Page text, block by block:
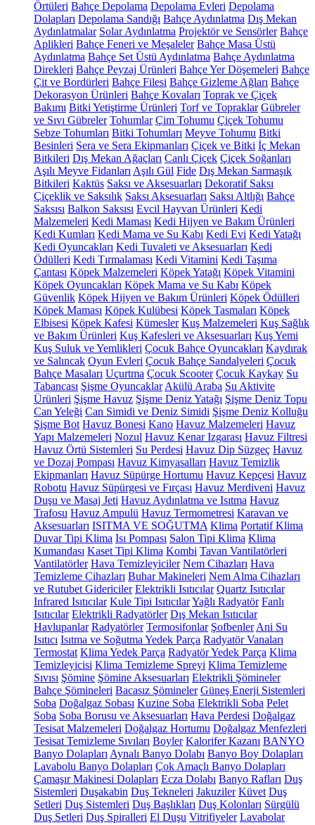
Örtüleri Bahçe Depolama Depolama Evleri Depolama
Dolapları Depolama Sandığı Bahçe Aydınlatma Dış Mekan
Aydınlatmalar Solar Aydınlatma Projektör ve Sensörler Bahçe
Aplikleri Bahçe Feneri ve Meşaleler Bahçe Masa Üstü
Aydınlatma Bahçe Set Üstü Aydınlatma Bahçe Aydınlatma
Direkleri Bahçe Peyzaj Ürünleri Bahçe Yer Döşemeleri Bahçe
Çit ve Bordürleri Bahçe Filesi Bahçe Gizleme Ağları Bahçe
Dekorasyon Ürünleri Bahçe Kovaları Toprak ve Çiçek
Bakımı Bitki Yetiştirme Ürünleri Torf ve Topraklar Gübreler
ve Sıvı Gübreler Tohumlar Çim Tohumu Çiçek Tohumu
Sebze Tohumları Bitki Tohumları Meyve Tohumu Bitki
Besinleri Sera ve Sera Ekipmanları Çiçek ve Bitki İç Mekan
Bitkileri Dış Mekan Ağaçları Canlı Çiçek Çiçek Soğanları
Aşılı Meyve Fidanları Aşılı Gül Fide Dış Mekan Sarmaşık
Bitkileri Kaktüs Saksı ve Aksesuarları Dekoratif Saksı
Çiçeklik ve Saksılık Saksı Aksesuarları Saksı Altlığı Bahçe
Saksısı Balkon Saksısı Evcil Hayvan Ürünleri Kedi
Malzemeleri Kedi Maması Kedi Hijyen ve Bakım Ürünleri
Kedi Kumları Kedi Mama ve Su Kabı Kedi Evi Kedi Yatağı
Kedi Oyuncakları Kedi Tuvaleti ve Aksesuarları Kedi
Ödülleri Kedi Tırmalaması Kedi Vitamini Kedi Taşıma
Çantası Köpek Malzemeleri Köpek Yatağı Köpek Vitamini
Köpek Oyuncakları Köpek Mama ve Su Kabı Köpek
Güvenlik Köpek Hijyen ve Bakım Ürünleri Köpek Ödülleri
Köpek Maması Köpek Kulübesi Köpek Tasmaları Köpek
Elbisesi Köpek Kafesi Kümesler Kuş Malzemeleri Kuş Sağlık
ve Bakım Ürünleri Kuş Kafesleri ve Aksesuarları Kuş Yemi
Kuş Suluk ve Yemlikleri Çocuk Bahçe Oyuncakları Kaydırak
ve Salıncak Oyun Evleri Çocuk Bahçe Sandalyeleri Çocuk
Bahçe Masaları Uçurtma Çocuk Scooter Çocuk Kaykay Su
Tabancası Şişme Oyuncaklar Akülü Araba Su Aktivite
Ürünleri Şişme Havuz Şişme Deniz Yatağı Şişme Deniz Topu
Can Yeleği Can Simidi ve Deniz Simidi Şişme Deniz Kolluğu
Şişme Bot Havuz Bonesi Kano Havuz Malzemeleri Havuz
Yapı Malzemeleri Nozul Havuz Kenar Izgarası Havuz Filtresi
Havuz Örtü Sistemleri Su Perdesi Havuz Dip Süzgeç Havuz
ve Dozaj Pompası Havuz Kimyasalları Havuz Temizlik
Ekipmanları Havuz Süpürge Hortumu Havuz Kepçesi Havuz
Robotu Havuz Süpürgesi ve Fırçası Havuz Merdiveni Havuz
Duşu ve Masaj Jeti Havuz Aydınlatma ve Isıtma Havuz
Trafosu Havuz Ampulü Havuz Termometresi Karavan ve
Aksesuarları ISITMA VE SOĞUTMA Klima Portatif Klima
Duvar Tipi Klima Isı Pompası Salon Tipi Klima Klima
Kumandası Kaset Tipi Klima Kombi Tavan Vantilatörleri
Vantilatörler Hava Temizleyiciler Nem Cihazları Hava
Temizleme Cihazları Buhar Makineleri Nem Alma Cihazları
ve Rutubet Gidericiler Elektrikli Isıtıcılar Quartz Isıtıcılar
Infrared Isıtıcılar Kule Tipi IsıtıcılarYağlı Radyatör Fanlı
Isıtıcılar Elektrikli Radyatörler Dış Mekan Isıtıcılar
Havlupanlar Radyatörler Termosifonlar Şofbenler Ani Su
Isıtıcı Isıtma ve Soğutma Yedek Parça Radyatör Vanaları
Termostat Klima Yedek Parça Radyatör Yedek Parça Klima
Temizleyicisi Klima Temizleme Spreyi Klima Temizleme
Sıvısı Şömine Şömine Aksesuarları Elektrikli Şömineler
Bahçe Şömineleri Bacasız Şömineler Güneş Enerji Sistemleri
Soba Doğalgaz Sobası Kuzine Soba Elektrikli Soba Pelet
Soba Soba Borusu ve Aksesuarları Hava Perdesi Doğalgaz
Tesisat Malzemeleri Doğalgaz Hortumu Doğalgaz Menfezleri
Tesisat Temizleme Sıvıları Boyler Kalorifer Kazanı BANYO
Banyo Dolapları Aynalı Banyo Dolabı Banyo Boy Dolapları
Lavabolu Banyo Dolapları Çok Amaçlı Banyo Dolapları
Çamaşır Makinesi Dolapları Ecza Dolabı Banyo Rafları Duş
Sistemleri Duşakabin Duş Tekneleri Jakuziler Küvet Duş
Setleri Duş Sistemleri Duş Başlıkları Duş Kolonları Sürgülü
Duş Setleri Duş Spiralleri El Duşu Vitrifiyeler Lavabolar